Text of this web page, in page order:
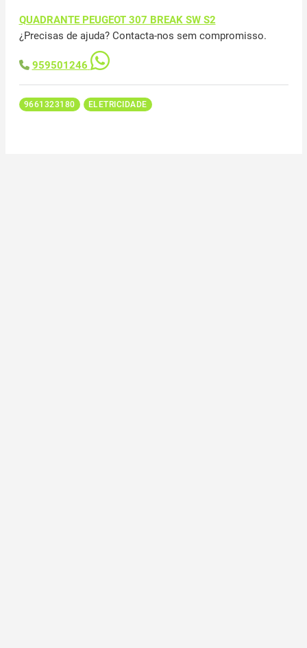
QUADRANTE PEUGEOT 307 BREAK SW S2
¿Precisas de ajuda? Contacta-nos sem compromisso.
959501246
9661323180 ELETRICIDADE